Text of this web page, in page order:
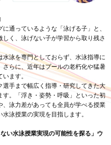
通っているような「泳げる子」と、
く、泳げない子が学習から取り残さ
泳を専門としておらず、水泳指導に
らに、近年はプールの老朽化や猛暑
ます。
手まで幅広く指導・研究してきた大
。「浮き・姿勢・呼吸」といった初
泳力差があっても全員が学べる授業
泳授業の実現を目指します。
い水泳授業実現の可能性を探る」ウ